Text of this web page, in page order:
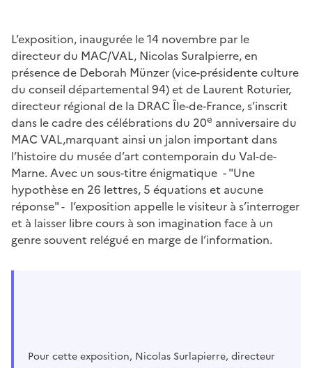
L’exposition, inaugurée le 14 novembre par le
directeur du MAC/VAL, Nicolas Suralpierre, en
présence de Deborah Münzer (vice-présidente culture
du conseil départemental 94) et de Laurent Roturier,
directeur régional de la DRAC Île-de-France, s’inscrit
dans le cadre des célébrations du 20e anniversaire du
MAC VAL,marquant ainsi un jalon important dans
l’histoire du musée d’art contemporain du Val-de-
Marne. Avec un sous-titre énigmatique - "Une
hypothèse en 26 lettres, 5 équations et aucune
réponse" - l’exposition appelle le visiteur à s’interroger
et à laisser libre cours à son imagination face à un
genre souvent relégué en marge de l’information.
Pour cette exposition, Nicolas Surlapierre, directeur